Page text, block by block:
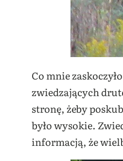
Co mnie
zwiedzających
stronę, żeby
było wysokie.
informacją, że